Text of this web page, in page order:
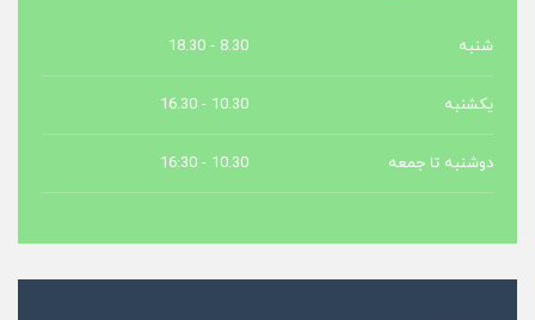
شنبه 8.30 - 18.30
یکشنبه 10.30 - 16.30
دوشنبه تا جمعه 10.30 - 16:30